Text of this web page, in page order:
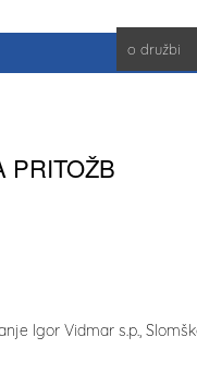
o družbi
PRITOŽB
Igor Vidmar s.p.,